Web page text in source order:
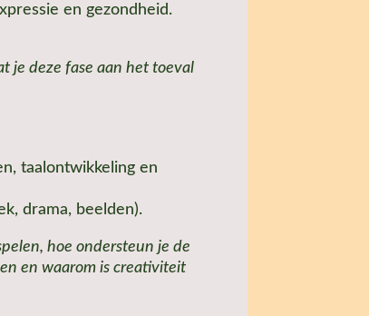
en gezondheid.
je deze fase aan het toeval
taalontwikkeling en
drama, beelden).
hoe ondersteun je de
en waarom is creativiteit